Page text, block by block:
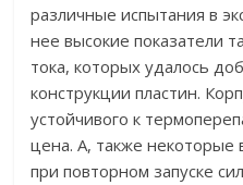
различные испытания в
нее высокие показатели
тока, которых удалось
конструкции пластин.
устойчивого к
цена. А, также некоторые
при повторном запуске